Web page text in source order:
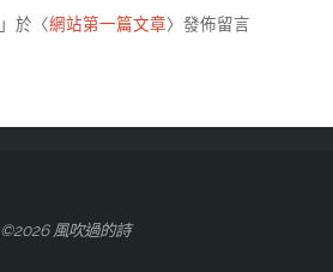
」於〈網站第一篇文章〉發佈留言
©2026 風吹過的詩